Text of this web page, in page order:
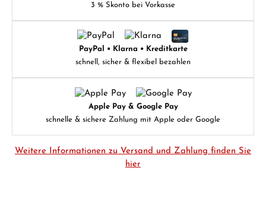
3 % Skonto bei Vorkasse
PayPal • Klarna • Kreditkarte
schnell, sicher & flexibel bezahlen
Apple Pay & Google Pay
schnelle & sichere Zahlung mit Apple oder Google
Weitere Informationen zu Versand und Zahlung finden Sie
hier